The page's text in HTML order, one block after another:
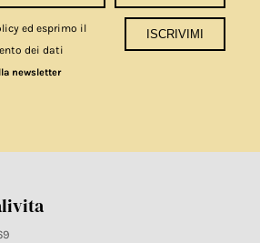
ed esprimo il
dei dati
newsletter